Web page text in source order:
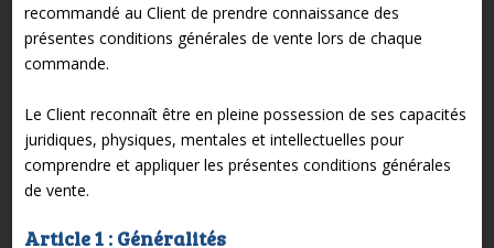
recommandé au Client de prendre connaissance des
présentes conditions générales de vente lors de chaque
commande.
Le Client reconnaît être en pleine possession de ses capacités
juridiques, physiques, mentales et intellectuelles pour
comprendre et appliquer les présentes conditions générales
de vente.
Article 1 : Généralités